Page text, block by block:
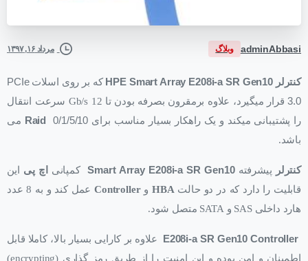
adminAbbasi وبلاگ مرداد ۱۶, ۱۳۹۷
کنترلرHPE Smart Array E208i-a SR Gen10 که بر روی اسلاتPCIe
3.0
قرار میگیرد، علاوه برمقرون بصرفه بودن تا 12 Gb/s سرعت انتقال
را پشتیبانی میکند و یک راهکار بسیار مناسب برای
Raid 0/1/5/10
می
باشد.
کنترلر پیشرفتهSmart Array E208i-a SR Gen10کمپانی اچ پی این
قابلیت را دارد که در دو حالت HBA وController
عمل کند و به 8 عدد
هارد داخلی SAS و SATA متصل شود.
E208i-a SR Gen10 Controller
علاوه بر کارایی بسیار بالا، کاملا قابل
اطمینان و امن بوده و این امنیت را از طریق رمز گذاری (encrypting)